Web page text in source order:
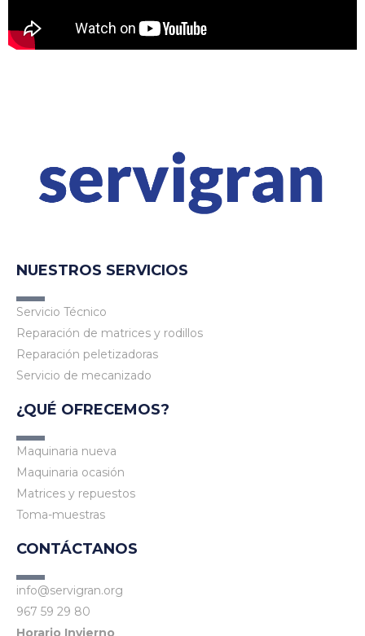
NUESTROS SERVICIOS
Servicio Técnico
Reparación de matrices y rodillos
Reparación peletizadoras
Servicio de mecanizado
¿QUÉ OFRECEMOS?
Maquinaria nueva
Maquinaria ocasión
Matrices y repuestos
Toma-muestras
CONTÁCTANOS
info@servigran.org
967 59 29 80
Horario Invierno